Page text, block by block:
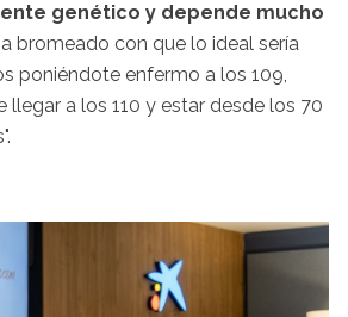
genético y depende mucho
bromeado con que lo ideal sería
poniéndote enfermo a los 109,
a los 110 y estar desde los 70